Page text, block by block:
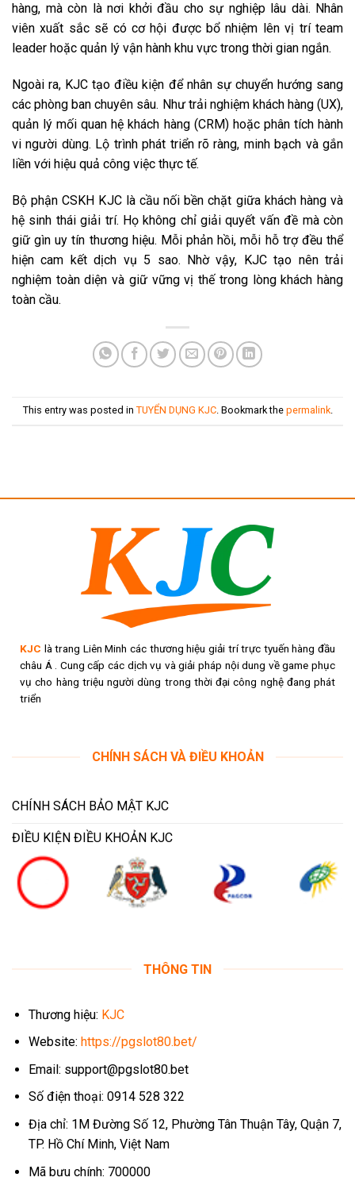
hàng, mà còn là nơi khởi đầu cho sự nghiệp lâu dài. Nhân
viên xuất sắc sẽ có cơ hội được bổ nhiệm lên vị trí team
leader hoặc quản lý vận hành khu vực trong thời gian ngắn.
Ngoài ra, KJC tạo điều kiện để nhân sự chuyển hướng sang
các phòng ban chuyên sâu. Như trải nghiệm khách hàng (UX),
quản lý mối quan hệ khách hàng (CRM) hoặc phân tích hành
vi người dùng. Lộ trình phát triển rõ ràng, minh bạch và gắn
liền với hiệu quả công việc thực tế.
Bộ phận CSKH KJC là cầu nối bền chặt giữa khách hàng và
hệ sinh thái giải trí. Họ không chỉ giải quyết vấn đề mà còn
giữ gìn uy tín thương hiệu. Mỗi phản hồi, mỗi hỗ trợ đều thể
hiện cam kết dịch vụ 5 sao. Nhờ vậy, KJC tạo nên trải
nghiệm toàn diện và giữ vững vị thế trong lòng khách hàng
toàn cầu.
This entry was posted in TUYỂN DỤNG KJC. Bookmark the permalink.
KJC là trang Liên Minh các thương hiệu giải trí trực tyuến hàng đầu
châu Á . Cung cấp các dịch vụ và giải pháp nội dung về game phục
vụ cho hàng triệu người dùng trong thời đại công nghệ đang phát
triển
CHÍNH SÁCH VÀ ĐIỀU KHOẢN
CHÍNH SÁCH BẢO MẬT KJC
ĐIỀU KIỆN ĐIỀU KHOẢN KJC
THÔNG TIN
Thương hiệu: KJC
Website: https://pgslot80.bet/
Email: support@pgslot80.bet
Số điện thoại: 0914 528 322
Địa chỉ: 1M Đường Số 12, Phường Tân Thuận Tây, Quận 7,
TP. Hồ Chí Minh, Việt Nam
Mã bưu chính: 700000